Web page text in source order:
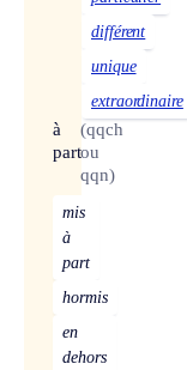
différent
unique
extraordinaire
à
part
(qqch
ou
qqn)
mis
à
part
hormis
en
dehors